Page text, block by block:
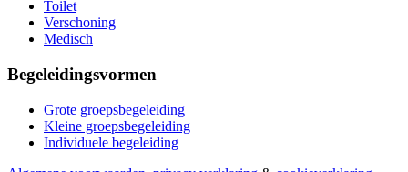
Toilet
Verschoning
Medisch
Begeleidingsvormen
Grote groepsbegeleiding
Kleine groepsbegeleiding
Individuele begeleiding